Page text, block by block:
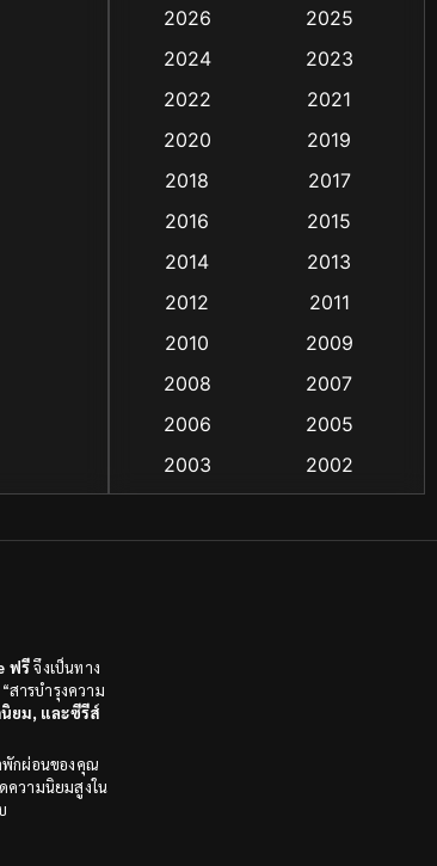
Biography ชีวิตจริง(16)
Black Comedy (6)
Comedy ตลก (21)
Comedy ตลก (85)
2026
2025
2024
2023
2022
2021
2020
2019
2018
2017
2016
2015
2014
2013
2012
2011
2010
2009
2008
2007
2006
2005
2003
2002
1998
1997
ฟรีจึงเป็นทาง
สารบำรุงความ
ยม, และซีรีส์
พักผ่อนของคุณ
ความนิยมสูงใน